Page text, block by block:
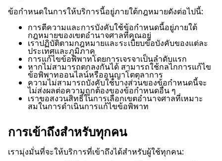
ข้อกำหนดในการให้บริการนี้อยู่ภายใต้กฎหมายดังต่อไปนี้:
การตีความและการบังคับใช้ข้อกำหนดนี้อยู่ภายใต้
กฎหมายของเขตอำนาจศาลที่คุณอยู่
เราปฏิบัติตามกฎหมายและระเบียบข้อบังคับของแต่ละ
ประเทศและภูมิภาค
การแก้ไขข้อพิพาทโดยการเจรจาเป็นลำดับแรก
หากไม่สามารถตกลงกันได้ สามารถใช้กลไกการแก้ไข
ข้อพิพาทออนไลน์หรืออนุญาโตตุลาการ
ความไม่สามารถบังคับใช้บางส่วนของข้อกำหนดนี้จะ
ไม่ส่งผลต่อความถูกต้องของข้อกำหนดอื่น ๆ
เราขอสงวนสิทธิ์ในการเลือกเขตอำนาจศาลที่เหมาะ
สมในการดำเนินการแก้ไขข้อพิพาท
การเข้าถึงสำหรับทุกคน
เรามุ่งมั่นที่จะให้บริการที่เข้าถึงได้สำหรับผู้ใช้ทุกคน: